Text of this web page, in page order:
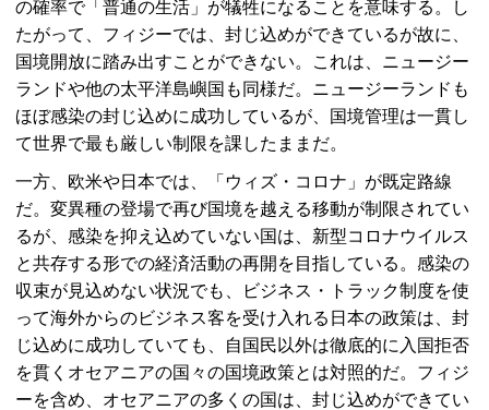
の確率で「普通の生活」が犠牲になることを意味する。し
たがって、フィジーでは、封じ込めができているが故に、
国境開放に踏み出すことができない。これは、ニュージー
ランドや他の太平洋島嶼国も同様だ。ニュージーランドも
ほぼ感染の封じ込めに成功しているが、国境管理は一貫し
て世界で最も厳しい制限を課したままだ。
一方、欧米や日本では、「ウィズ・コロナ」が既定路線
だ。変異種の登場で再び国境を越える移動が制限されてい
るが、感染を抑え込めていない国は、新型コロナウイルス
と共存する形での経済活動の再開を目指している。感染の
収束が見込めない状況でも、ビジネス・トラック制度を使
って海外からのビジネス客を受け入れる日本の政策は、封
じ込めに成功していても、自国民以外は徹底的に入国拒否
を貫くオセアニアの国々の国境政策とは対照的だ。フィジ
ーを含め、オセアニアの多くの国は、封じ込めができてい